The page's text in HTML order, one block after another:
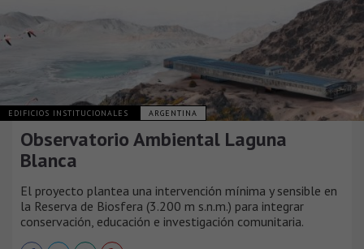
EDIFICIOS INSTITUCIONALES ARGENTINA
Observatorio Ambiental Laguna
Blanca
El proyecto plantea una intervención mínima y sensible en
la Reserva de Biosfera (3.200 m s.n.m.) para integrar
conservación, educación e investigación comunitaria.